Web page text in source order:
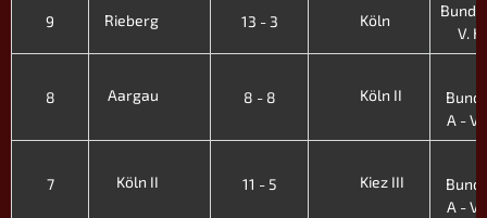
9 Rieberg 13 - 3 Köln
V.
8 Aargau 8 - 8 Köln II
A - V.
7 Köln II 11 - 5 Kiez III
A - V.